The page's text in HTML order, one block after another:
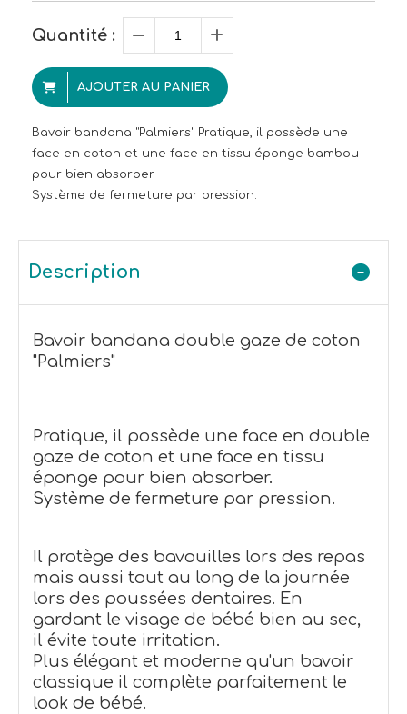
Quantité :
AJOUTER AU PANIER
Bavoir bandana "Palmiers" Pratique, il possède une
face en coton et une face en tissu éponge bambou
pour bien absorber.
Système de fermeture par pression.
Description
Bavoir bandana double gaze de coton
"Palmiers"
Pratique, il possède une face en double
gaze de coton et une face en tissu
éponge pour bien absorber.
Système de fermeture par pression.
Il protège des bavouilles lors des repas
mais aussi tout au long de la journée
lors des poussées dentaires. En
gardant le visage de bébé bien au sec,
il évite toute irritation.
Plus élégant et moderne qu'un bavoir
classique il complète parfaitement le
look de bébé.